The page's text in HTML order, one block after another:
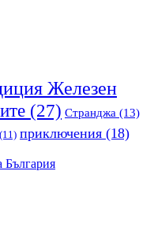
Железен
(27) Странджа (13)
(11) приключения (18)
България